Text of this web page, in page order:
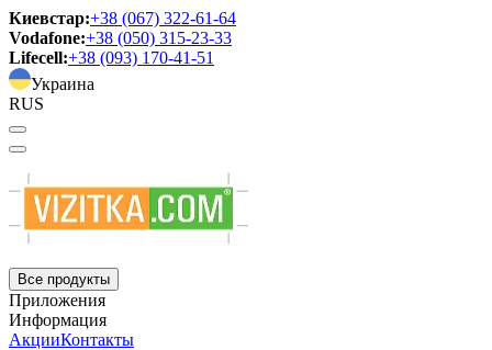
Киевстар:+38 (067) 322-61-64
Vodafone:+38 (050) 315-23-33
Lifecell:+38 (093) 170-41-51
Украина
RUS
Все продукты
Приложения
Информация
АкцииКонтакты